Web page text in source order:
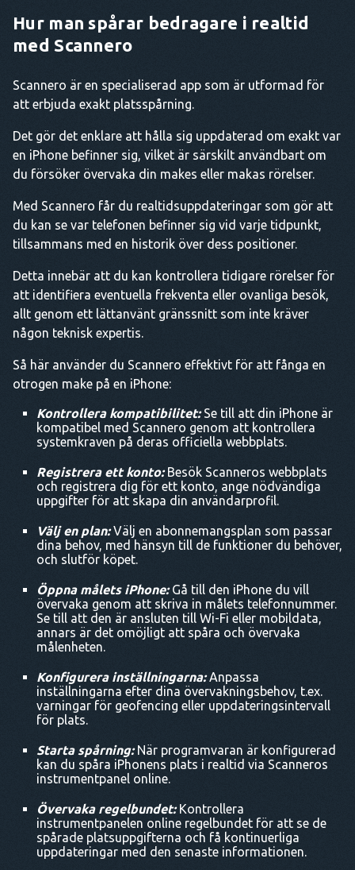
Hur man spårar bedragare i realtid
med Scannero
Scannero är en specialiserad app som är utformad för
att erbjuda exakt platsspårning.
Det gör det enklare att hålla sig uppdaterad om exakt var
en iPhone befinner sig, vilket är särskilt användbart om
du försöker övervaka din makes eller makas rörelser.
Med Scannero får du realtidsuppdateringar som gör att
du kan se var telefonen befinner sig vid varje tidpunkt,
tillsammans med en historik över dess positioner.
Detta innebär att du kan kontrollera tidigare rörelser för
att identifiera eventuella frekventa eller ovanliga besök,
allt genom ett lättanvänt gränssnitt som inte kräver
någon teknisk expertis.
Så här använder du Scannero effektivt för att fånga en
otrogen make på en iPhone:
Kontrollera kompatibilitet:Se till att din iPhone är
kompatibel med Scannero genom att kontrollera
systemkraven på deras officiella webbplats.
Registrera ett konto:Besök Scanneros webbplats
och registrera dig för ett konto, ange nödvändiga
uppgifter för att skapa din användarprofil.
Välj en plan:Välj en abonnemangsplan som passar
dina behov, med hänsyn till de funktioner du behöver,
och slutför köpet.
Öppna målets iPhone:Gå till den iPhone du vill
övervaka genom att skriva in målets telefonnummer.
Se till att den är ansluten till Wi-Fi eller mobildata,
annars är det omöjligt att spåra och övervaka
målenheten.
Konfigurera inställningarna:Anpassa
inställningarna efter dina övervakningsbehov, t.ex.
varningar för geofencing eller uppdateringsintervall
för plats.
Starta spårning:När programvaran är konfigurerad
kan du spåra iPhonens plats i realtid via Scanneros
instrumentpanel online.
Övervaka regelbundet:Kontrollera
instrumentpanelen online regelbundet för att se de
spårade platsuppgifterna och få kontinuerliga
uppdateringar med den senaste informationen.